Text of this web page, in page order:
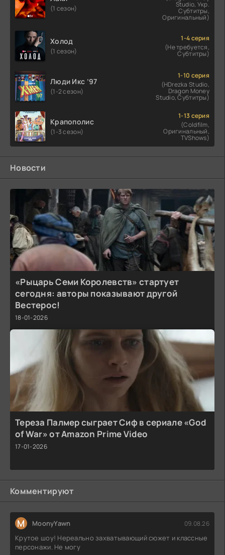
(1 сезон) Studio, Укр.
Субтитры,
Оригинальный)
Холод
(1 сезон)
1-4 серия
(Не требуется,
Субтитры)
Люди Икс ’97
(1-2 сезон)
1-10 серия
(HDrezka Studio,
Dragon Money
Studio, Субтитры)
Крапополис
(1-3 сезон)
1-13 серия
(Coldfilm,
Оригинальный,
TVShows)
Новости
«Рыцарь Семи Королевств» стартует
сегодня: авторы показывают другой
Вестерос!
18-01-2026
Тереза Палмер сыграет Сиф в сериале «God
of War» от Amazon Prime Video
17-01-2026
Комментируют
M MoonyYawn 09.08.26
Крутое шоу! Нереально захватывающий сюжет и классные
персонажи. Не могу